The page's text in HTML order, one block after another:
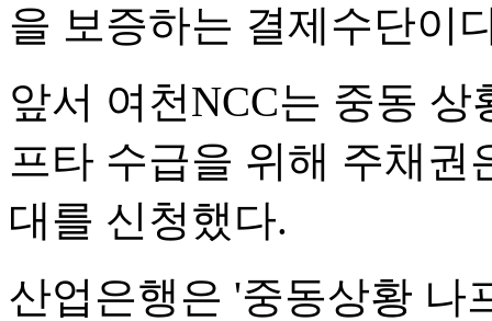
을 보증하는 결제수단이
앞서 여천NCC는 중동
프타 수급을 위해 주채권
대를 신청했다.
산업은행은 '중동상황 나